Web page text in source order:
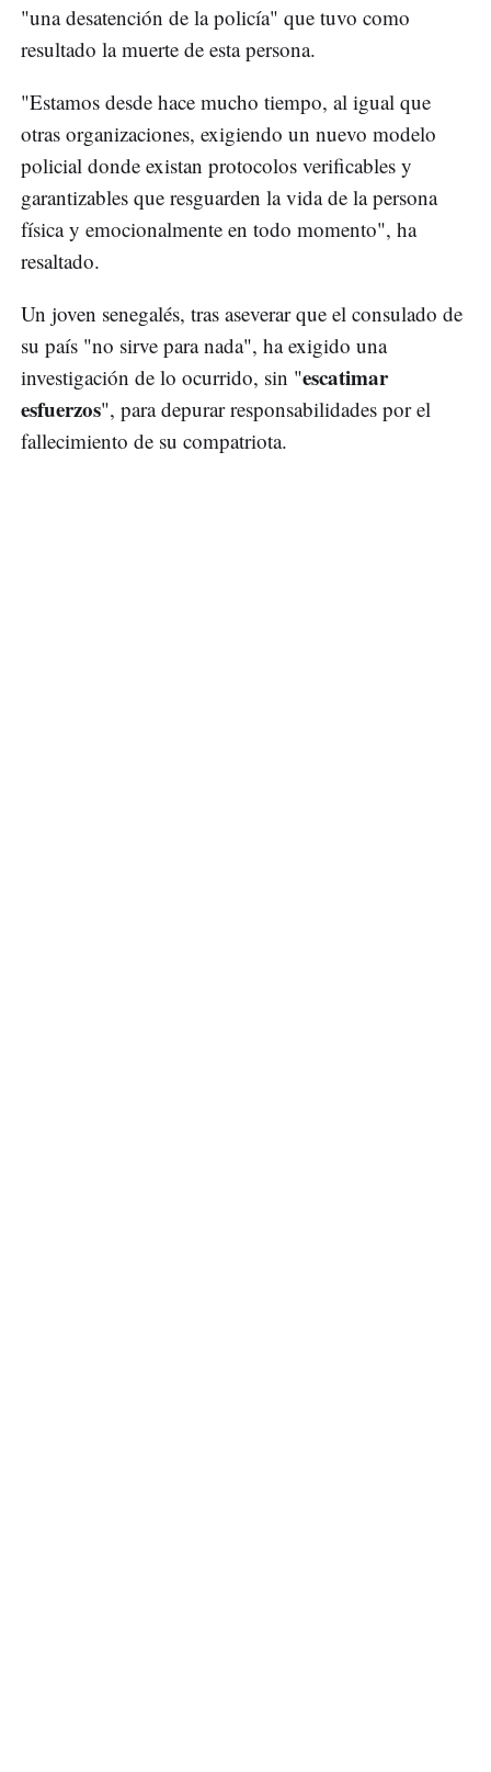
"una desatención de la policía" que tuvo como
resultado la muerte de esta persona.
"Estamos desde hace mucho tiempo, al igual que
otras organizaciones, exigiendo un nuevo modelo
policial donde existan protocolos verificables y
garantizables que resguarden la vida de la persona
física y emocionalmente en todo momento", ha
resaltado.
Un joven senegalés, tras aseverar que el consulado de
su país "no sirve para nada", ha exigido una
investigación de lo ocurrido, sin "escatimar
esfuerzos", para depurar responsabilidades por el
fallecimiento de su compatriota.